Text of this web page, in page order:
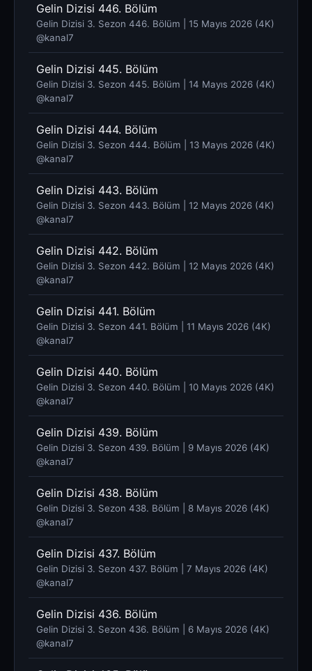
Gelin Dizisi 446. Bölüm
Gelin Dizisi 3. Sezon 446. Bölüm | 15 Mayıs 2026 (4K)
@kanal7 ​
Gelin Dizisi 445. Bölüm
Gelin Dizisi 3. Sezon 445. Bölüm | 14 Mayıs 2026 (4K)
@kanal7 ​
Gelin Dizisi 444. Bölüm
Gelin Dizisi 3. Sezon 444. Bölüm | 13 Mayıs 2026 (4K)
@kanal7 ​
Gelin Dizisi 443. Bölüm
Gelin Dizisi 3. Sezon 443. Bölüm | 12 Mayıs 2026 (4K)
@kanal7 ​
Gelin Dizisi 442. Bölüm
Gelin Dizisi 3. Sezon 442. Bölüm | 12 Mayıs 2026 (4K)
@kanal7 ​
Gelin Dizisi 441. Bölüm
Gelin Dizisi 3. Sezon 441. Bölüm | 11 Mayıs 2026 (4K)
@kanal7 ​
Gelin Dizisi 440. Bölüm
Gelin Dizisi 3. Sezon 440. Bölüm | 10 Mayıs 2026 (4K)
@kanal7 ​
Gelin Dizisi 439. Bölüm
Gelin Dizisi 3. Sezon 439. Bölüm | 9 Mayıs 2026 (4K)
@kanal7 ​
Gelin Dizisi 438. Bölüm
Gelin Dizisi 3. Sezon 438. Bölüm | 8 Mayıs 2026 (4K)
@kanal7 ​
Gelin Dizisi 437. Bölüm
Gelin Dizisi 3. Sezon 437. Bölüm | 7 Mayıs 2026 (4K)
@kanal7 ​
Gelin Dizisi 436. Bölüm
Gelin Dizisi 3. Sezon 436. Bölüm | 6 Mayıs 2026 (4K)
@kanal7 ​